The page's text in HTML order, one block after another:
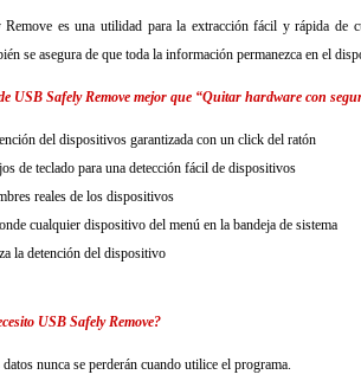
es una utilidad para la extracción fácil y rápida de
se asegura de que toda la información permanezca en el
USB Safely Remove mejor que “Quitar hardware con
del dispositivos garantizada con un click del ratón
de teclado para una detección fácil de dispositivos
reales de los dispositivos
cualquier dispositivo del menú en la bandeja de sistema
la detención del dispositivo
USB Safely Remove?
datos nunca se perderán cuando utilice el programa.